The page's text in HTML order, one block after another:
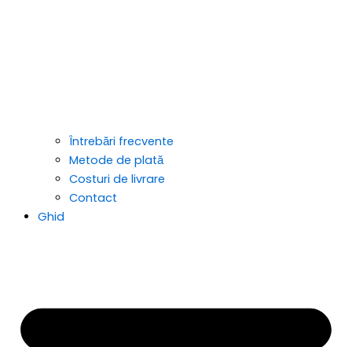
Întrebări frecvente
Metode de plată
Costuri de livrare
Contact
Ghid